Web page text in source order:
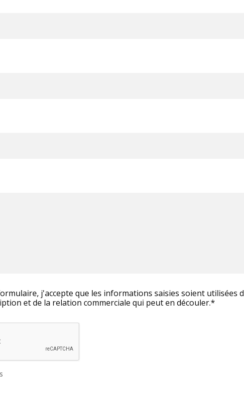
j'accepte que les informations saisies soient utilisées
et de la relation commerciale qui peut en découler.*